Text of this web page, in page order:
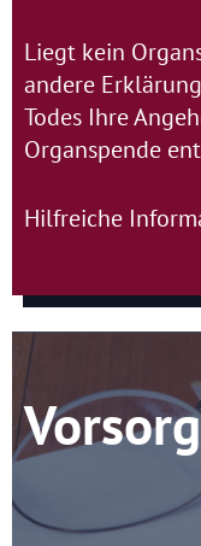
Liegt kein
andere
Todes Ihre
Organspende
Hilfreiche